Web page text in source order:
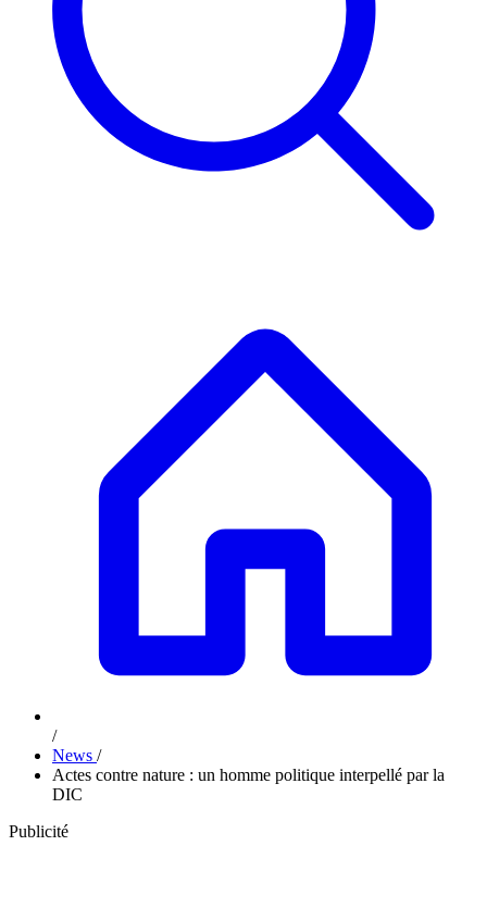
/
News /
Actes contre nature : un homme politique interpellé par la
DIC
Publicité